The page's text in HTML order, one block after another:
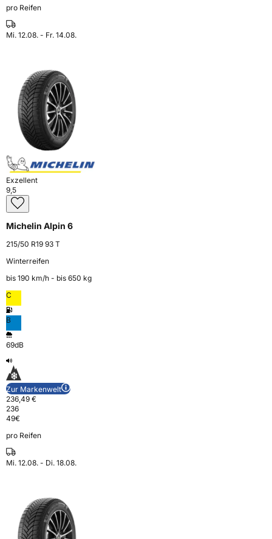
pro Reifen
Mi. 12.08. - Fr. 14.08.
Exzellent
9,5
Michelin Alpin 6
215/50 R19 93 T
Winterreifen
bis 190 km⁠/⁠h - bis 650 kg
C
B
69dB
Zur Markenwelt
236,49 €
236
49€
pro Reifen
Mi. 12.08. - Di. 18.08.